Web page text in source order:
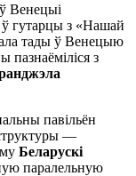
Венецыі
ў гутарцы з «Нашай
тады ў Венецыю
пазнаёміліся з
павільён
—
Беларускі
паралельную